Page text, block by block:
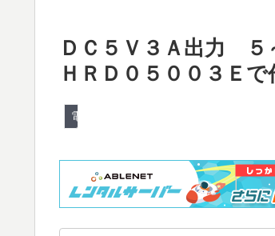
ＤＣ５Ｖ３Ａ出力 ５
ＨＲＤ０５００３Ｅ
電源＆蓄電池＆充電器